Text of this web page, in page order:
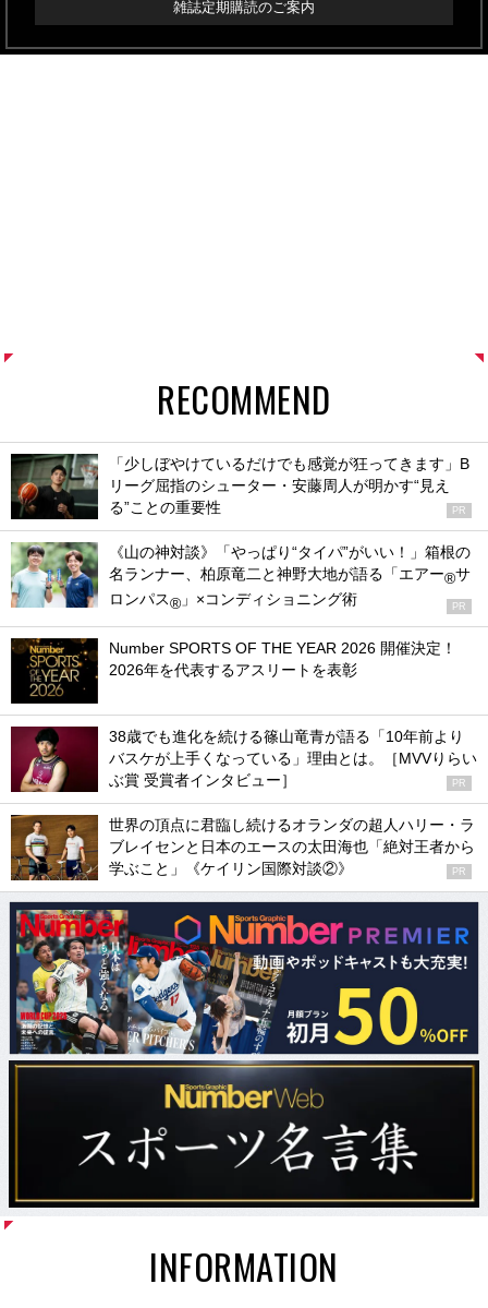
雑誌定期購読のご案内
RECOMMEND
「少しぼやけているだけでも感覚が狂ってきます」B
リーグ屈指のシューター・安藤周人が明かす“見え
る”ことの重要性
PR
《山の神対談》「やっぱり“タイパ”がいい！」箱根の
名ランナー、柏原竜二と神野大地が語る「エアー®サ
ロンパス® 」×コンディショニング術 PR
Number SPORTS OF THE YEAR 2026 開催決定！
2026年を代表するアスリートを表彰
38歳でも進化を続ける篠山竜青が語る「10年前より
バスケが上手くなっている」理由とは。［MVVりらい
ぶ賞 受賞者インタビュー］
PR
世界の頂点に君臨し続けるオランダの超人ハリー・ラ
ブレイセンと日本のエースの太田海也「絶対王者から
学ぶこと」《ケイリン国際対談②》
PR
INFORMATION